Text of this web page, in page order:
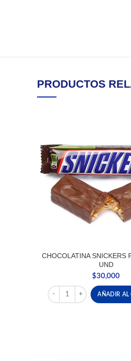
PRODUCTOS
CHOCOLATINA SNICKERS
UND
$30,000
CHOCOLATINA
AÑADIR AL